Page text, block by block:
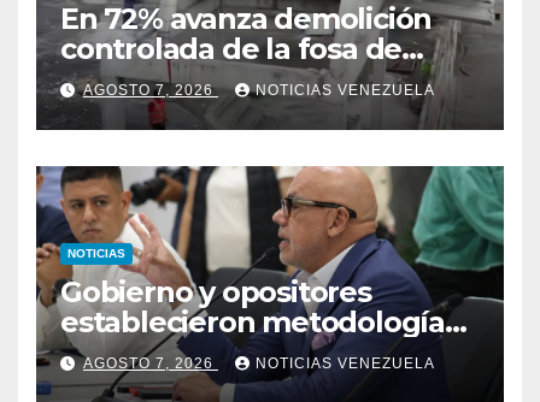
En 72% avanza demolición
controlada de la fosa de
ascensores en la Torre de
David
AGOSTO 7, 2026 NOTICIAS VENEZUELA
NOTICIAS
Gobierno y opositores
establecieron metodología
para el proceso de diálogo en
Venezuela
AGOSTO 7, 2026 NOTICIAS VENEZUELA